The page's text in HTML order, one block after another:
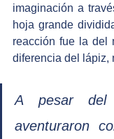
imaginación a
hoja grande
reacción fue la del
diferencia del lápiz,
A pesar del
aventuraron